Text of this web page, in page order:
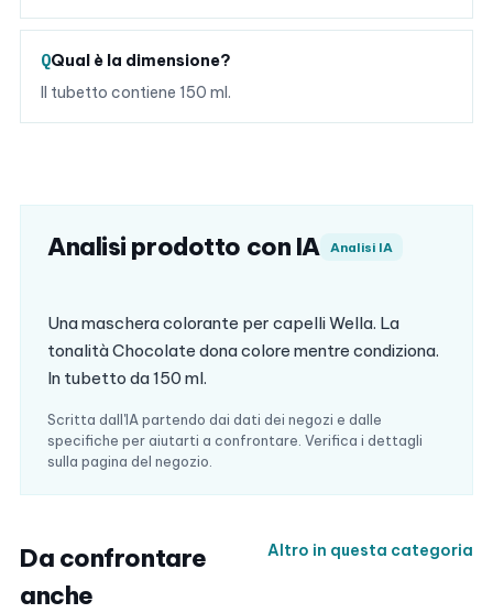
Qual è la dimensione?
Il tubetto contiene 150 ml.
Analisi prodotto con IA Analisi IA
Una maschera colorante per capelli Wella. La
tonalità Chocolate dona colore mentre condiziona.
In tubetto da 150 ml.
Scritta dall'IA partendo dai dati dei negozi e dalle
specifiche per aiutarti a confrontare. Verifica i dettagli
sulla pagina del negozio.
Da confrontare
anche
Altro in questa categoria